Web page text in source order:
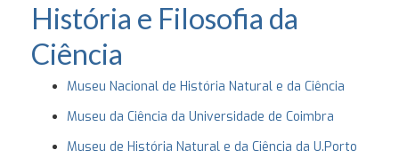
História e Filosofia da
Ciência
Museu Nacional de História Natural e da Ciência
Museu da Ciência da Universidade de Coimbra
Museu de História Natural e da Ciência da U.Porto